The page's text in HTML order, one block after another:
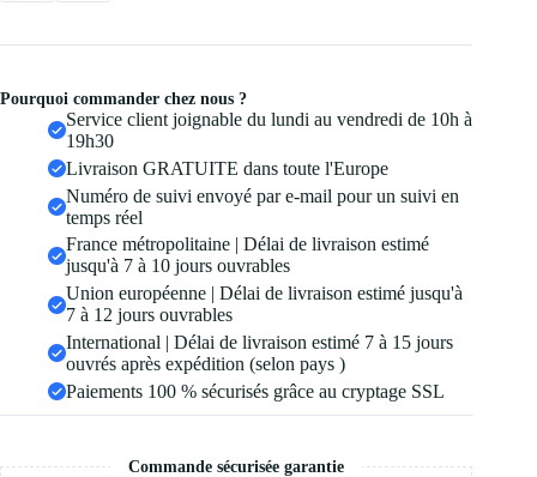
Pourquoi commander chez nous ?
Service client joignable du lundi au vendredi de 10h à
19h30
Livraison GRATUITE dans toute l'Europe
Numéro de suivi envoyé par e-mail pour un suivi en
temps réel
France métropolitaine | Délai de livraison estimé
jusqu'à 7 à 10 jours ouvrables
Union européenne | Délai de livraison estimé jusqu'à
7 à 12 jours ouvrables
International | Délai de livraison estimé 7 à 15 jours
ouvrés après expédition (selon pays )
Paiements 100 % sécurisés grâce au cryptage SSL
Commande sécurisée garantie